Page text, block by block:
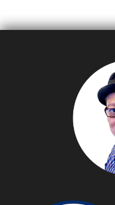
“พาณิชย์สั่งลุย ลดราคา